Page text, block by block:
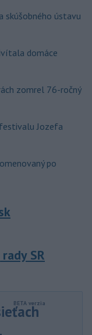
skúšobného ústavu
domáce
zomrel 76-ročný
Jozefa
po
SR